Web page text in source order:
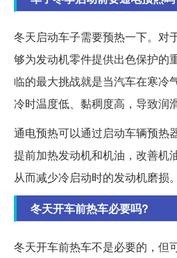
冬天启动车子需要预热一下。对
够为发动机零件提供出色保护的
临的最大挑战就是当汽车在寒冷
冷时温度低、黏稠度高，导致润
通电预热可以通过启动车辆预热
提前加热发动机和机油，改善机
从而减少冷启动时的发动机磨损。
冬天开车前热车必要吗?
冬天开车前热车不是必要的，但